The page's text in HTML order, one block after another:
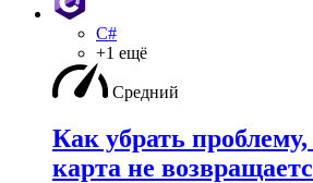
C#
+1 ещё
Средний
Как убрать
карта не